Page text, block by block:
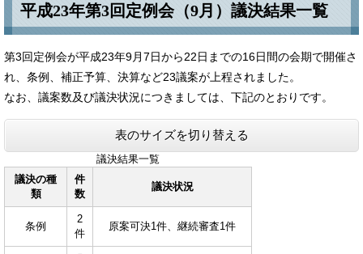
平成23年第3回定例会（9月）議決結果一覧
第3回定例会が平成23年9月7日から22日までの16日間の会期で開催さ
れ、条例、補正予算、決算など23議案が上程されました。
なお、議案数及び議決状況につきましては、下記のとおりです。
表のサイズを切り替える
議決結果一覧
議決の種
類
件
数
議決状況
条例
2
件
原案可決1件、継続審査1件